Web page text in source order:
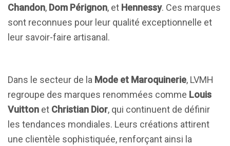
Chandon, Dom Pérignon, et Hennessy. Ces marques
sont reconnues pour leur qualité exceptionnelle et
leur savoir-faire artisanal.
Dans le secteur de la Mode et Maroquinerie, LVMH
regroupe des marques renommées comme Louis
Vuitton et Christian Dior, qui continuent de définir
les tendances mondiales. Leurs créations attirent
une clientèle sophistiquée, renforçant ainsi la